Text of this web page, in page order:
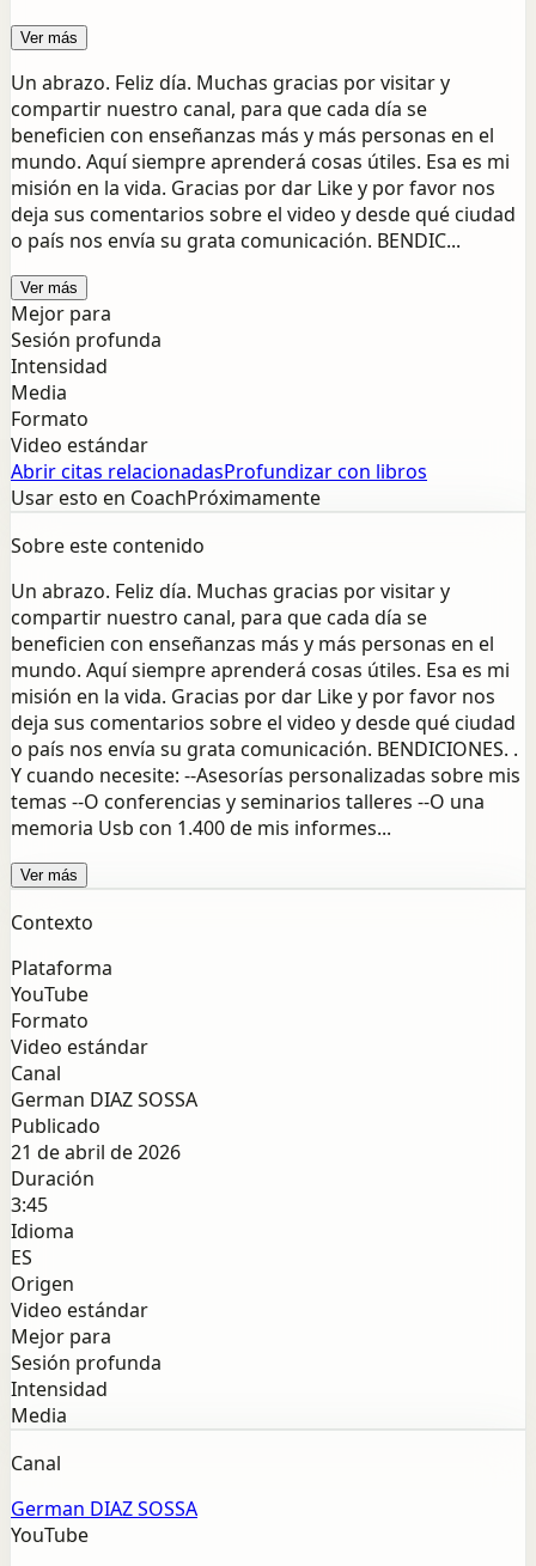
Ver más
Un abrazo. Feliz día. Muchas gracias por visitar y
compartir nuestro canal, para que cada día se
beneficien con enseñanzas más y más personas en el
mundo. Aquí siempre aprenderá cosas útiles. Esa es mi
misión en la vida. Gracias por dar Like y por favor nos
deja sus comentarios sobre el video y desde qué ciudad
o país nos envía su grata comunicación. BENDIC...
Ver más
Mejor para
Sesión profunda
Intensidad
Media
Formato
Video estándar
Abrir citas relacionadasProfundizar con libros
Usar esto en CoachPróximamente
Sobre este contenido
Un abrazo. Feliz día. Muchas gracias por visitar y
compartir nuestro canal, para que cada día se
beneficien con enseñanzas más y más personas en el
mundo. Aquí siempre aprenderá cosas útiles. Esa es mi
misión en la vida. Gracias por dar Like y por favor nos
deja sus comentarios sobre el video y desde qué ciudad
o país nos envía su grata comunicación. BENDICIONES. .
Y cuando necesite: --Asesorías personalizadas sobre mis
temas --O conferencias y seminarios talleres --O una
memoria Usb con 1.400 de mis informes...
Ver más
Contexto
Plataforma
YouTube
Formato
Video estándar
Canal
German DIAZ SOSSA
Publicado
21 de abril de 2026
Duración
3:45
Idioma
ES
Origen
Video estándar
Mejor para
Sesión profunda
Intensidad
Media
Canal
German DIAZ SOSSA
YouTube